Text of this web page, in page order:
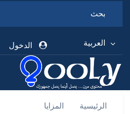
العربية الدخول
الرئيسية المزايا